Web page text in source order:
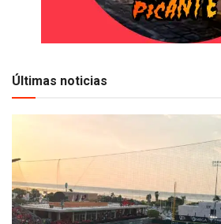
Últimas noticias